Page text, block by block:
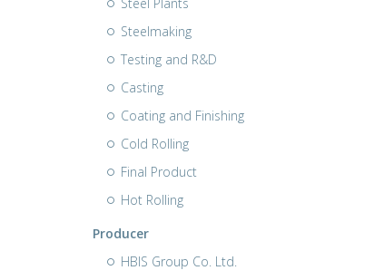
Steelmaking
Testing and R&D
Casting
Coating and Finishing
Cold Rolling
Final Product
Hot Rolling
Producer
HBIS Group Co. Ltd.